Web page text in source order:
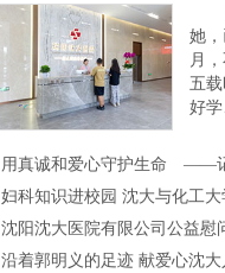
她
月
五
好
用真诚和爱心守护生命 ——
妇科知识进校园 沈大与化工
沈阳沈大医院有限公司公益慰
沿着郭明义的足迹 献爱心沈大